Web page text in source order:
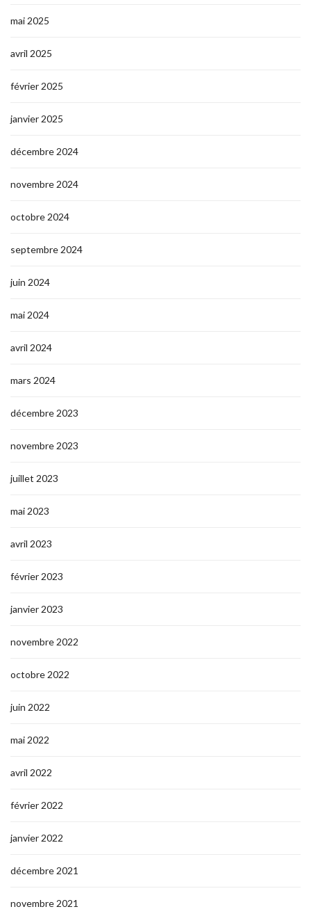
mai 2025
avril 2025
février 2025
janvier 2025
décembre 2024
novembre 2024
octobre 2024
septembre 2024
juin 2024
mai 2024
avril 2024
mars 2024
décembre 2023
novembre 2023
juillet 2023
mai 2023
avril 2023
février 2023
janvier 2023
novembre 2022
octobre 2022
juin 2022
mai 2022
avril 2022
février 2022
janvier 2022
décembre 2021
novembre 2021